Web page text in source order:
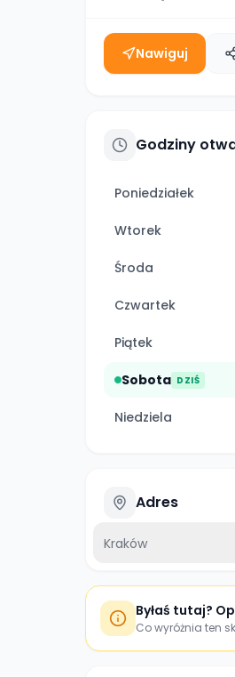
Nawiguj
Godziny
Poniedziałek
Wtorek
Środa
Czwartek
Piątek
Sobota DZIŚ
Niedziela
Adres
Kraków
Byłaś tutaj?
Co wyróżnia ten